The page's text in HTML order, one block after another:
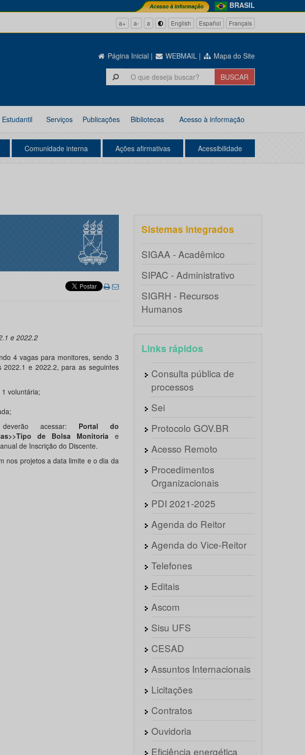
BRASIL
a+ a- a English Español Français
Página Inicial | WEBMAIL | Mapa do Site
Serviços Publicações Bibliotecas Acesso à informação
Comunidade interna Ações afirmativas Acessibilidade
e 2022.2
4 vagas para monitores, sendo 3
e 2022.2, para as seguintes
voluntária;
acessar: Portal do
de Bolsa Monitoria e
de Inscrição do Discente.
nos projetos a data limite e o dia da
Sistemas integrados
SIGAA - Acadêmico
SIPAC - Administrativo
SIGRH - Recursos
Humanos
Links rápidos
Consulta pública de
processos
Sei
Protocolo GOV.BR
Acesso Remoto
Procedimentos
Organizacionais
PDI 2021-2025
Agenda do Reitor
Agenda do Vice-Reitor
Telefones
Editais
Ascom
Sisu UFS
CESAD
Assuntos Internacionais
Licitações
Contratos
Ouvidoria
Eficiência energética